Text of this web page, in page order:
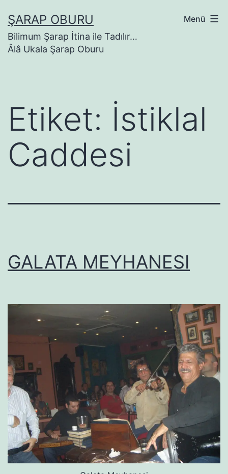
geçŞARAP OBURU
Bilimum Şarap İtina ile Tadılır…
Âlâ Ukala Şarap Oburu
Menü
Etiket: İstiklal
Caddesi
GALATA MEYHANESI